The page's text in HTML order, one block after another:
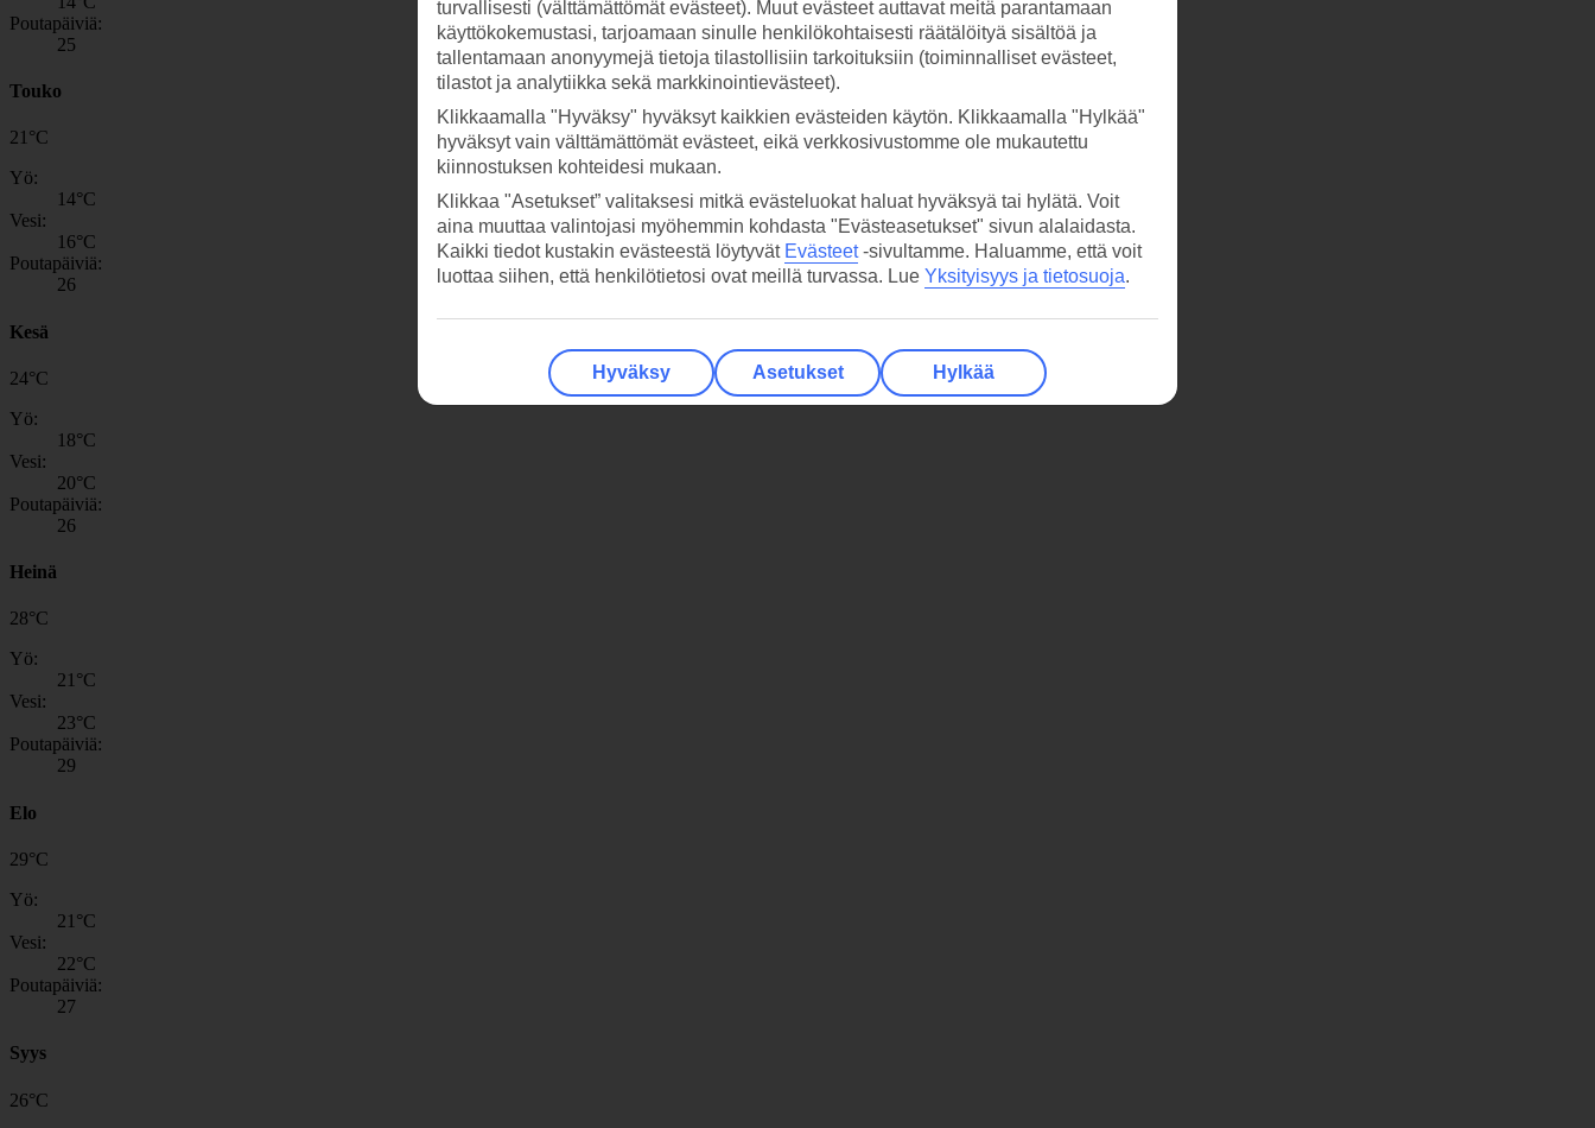
Poutapäiviä:
25
Touko
21°C
Yö:
14°C
Vesi:
16°C
Poutapäiviä:
26
Kesä
24°C
Yö:
18°C
Vesi:
20°C
Poutapäiviä:
26
Heinä
28°C
Yö:
21°C
Vesi:
23°C
Poutapäiviä:
29
Elo
29°C
Yö:
21 °C
Vesi:
22°C
Poutapäiviä:
27
Syys
26°C
turvallisesti (välttämättömät evästeet). Muut evästeet auttavat meitä parantamaan
käyttökokemustasi, tarjoamaan sinulle henkilökohtaisesti räätälöityä sisältöä ja
tallentamaan anonyymejä tietoja tilastollisiin tarkoituksiin (toiminnalliset evästeet,
tilastot ja analytiikka sekä markkinointievästeet).
Klikkaamalla "Hyväksy" hyväksyt kaikkien evästeiden käytön. Klikkaamalla "Hylkää"
hyväksyt vain välttämättömät evästeet, eikä verkkosivustomme ole mukautettu
kiinnostuksen kohteidesi mukaan.
Klikkaa "Asetukset” valitaksesi mitkä evästeluokat haluat hyväksyä tai hylätä. Voit
aina muuttaa valintojasi myöhemmin kohdasta "Evästeasetukset" sivun alalaidasta.
Kaikki tiedot kustakin evästeestä löytyvät Evästeet-sivultamme. Haluamme, että voit
luottaa siihen, että henkilötietosi ovat meillä turvassa. Lue Yksityisyys ja tietosuoja.
Hyväksy Asetukset Hylkää